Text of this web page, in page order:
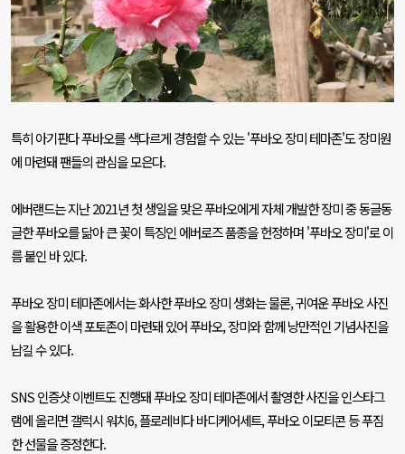
특히 아기판다 푸바오를 색다르게 경험할 수 있는'푸바오 장미 테마존'도 장미원
에 마련돼 팬들의 관심을 모은다.
에버랜드는 지난2021년 첫 생일을 맞은 푸바오에게 자체 개발한 장미 중 동글동
글한 푸바오를 닮아 큰 꽃이 특징인 에버로즈 품종을 헌정하며'푸바오 장미'로 이
름 붙인 바 있다.
푸바오 장미 테마존에서는 화사한 푸바오 장미 생화는 물론,귀여운 푸바오 사진
을 활용한 이색 포토존이 마련돼 있어 푸바오,장미와 함께 낭만적인 기념사진을
남길 수 있다.
SNS인증샷 이벤트도 진행돼 푸바오 장미 테마존에서 촬영한 사진을 인스타그
램에 올리면 갤럭시 워치6,플로레비다 바디케어세트,푸바오 이모티콘 등 푸짐
한 선물을 증정한다.